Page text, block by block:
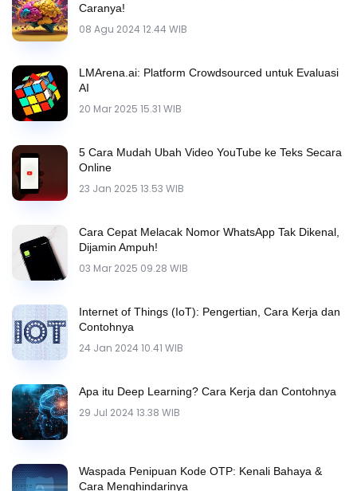
Caranya!
08 Agu 2024 12.44 WIB
LMArena.ai: Platform Crowdsourced untuk Evaluasi
AI
20 Mar 2025 15.31 WIB
5 Cara Mudah Ubah Video YouTube ke Teks Secara
Online
23 Jan 2025 13.53 WIB
Cara Cepat Melacak Nomor WhatsApp Tak Dikenal,
Dijamin Ampuh!
03 Mar 2025 09.28 WIB
Internet of Things (IoT): Pengertian, Cara Kerja dan
Contohnya
24 Jan 2024 10.41 WIB
Apa itu Deep Learning? Cara Kerja dan Contohnya
29 Jul 2024 13.38 WIB
Waspada Penipuan Kode OTP: Kenali Bahaya &
Cara Menghindarinya